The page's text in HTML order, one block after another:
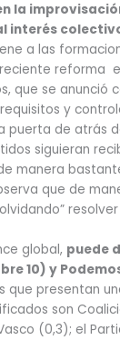
la
interés
a las
reforma
que se anunció
y
puerta de atrás
siguieran
manera
que de
global, puede
10) y
que presentan
son
(0,3); el